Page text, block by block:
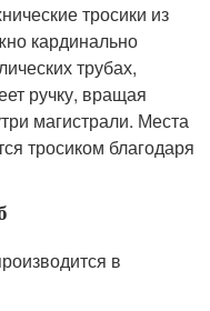
тросики из
кардинально
трубах,
ручку, вращая
магистрали. Места
тросиком благодаря
в